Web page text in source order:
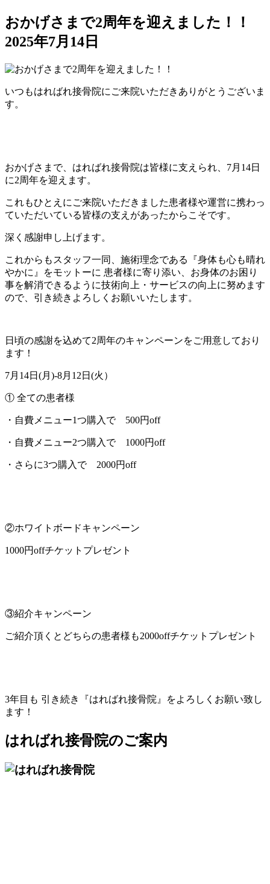
おかげさまで2周年を迎えました！！
2025年7月14日
いつもはればれ接骨院にご来院いただきありがとうございま
す。
おかげさまで、はればれ接骨院は皆様に支えられ、7月14日
に2周年を迎えます。
これもひとえにご来院いただきました患者様や運営に携わっ
ていただいている皆様の支えがあったからこそです。
深く感謝申し上げます。
これからもスタッフ一同、施術理念である『身体も心も晴れ
やかに』をモットーに 患者様に寄り添い、お身体のお困り
事を解消できるように技術向上・サービスの向上に努めます
ので、引き続きよろしくお願いいたします。
日頃の感謝を込めて2周年のキャンペーンをご用意しており
ます！
7月14日(月)-8月12日(火）
① 全ての患者様
・自費メニュー1つ購入で 500円off
・自費メニュー2つ購入で 1000円off
・さらに3つ購入で 2000円off
②ホワイトボードキャンペーン
1000円offチケットプレゼント
③紹介キャンペーン
ご紹介頂くとどちらの患者様も2000offチケットプレゼント
3年目も 引き続き『はればれ接骨院』をよろしくお願い致し
ます！
はればれ接骨院のご案内